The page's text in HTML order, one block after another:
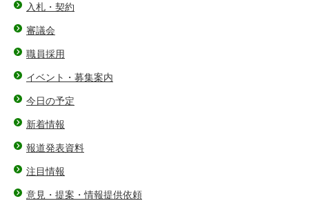
入札・契約
審議会
職員採用
イベント・募集案内
今日の予定
新着情報
報道発表資料
注目情報
意見・提案・情報提供依頼